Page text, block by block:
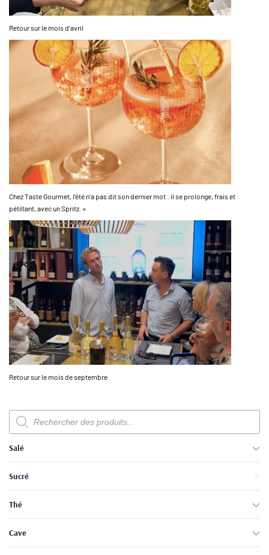
Retour sur le mois d’avril
Chez Taste Gourmet, l’été n’a pas dit son dernier mot : il se prolonge, frais et
pétillant, avec un Spritz. »
Retour sur le mois de septembre
Recherche
de
produits
Salé
Sucré
Thé
Cave